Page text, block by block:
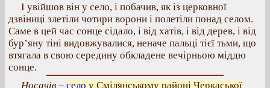
І увійшов він у село, і побачив, як із церковної
дзвіниці злетіли чотири ворони і полетіли понад селом.
Саме в цей час сонце сідало, і від хатів, і від дерев, і від
бур’яну тіні видовжувалися, неначе пальці тієї тьми, що
втягала в свою середину обкладене вечірньою міддю
сонце.
Носачів – село у Смілянському районі Черкаської